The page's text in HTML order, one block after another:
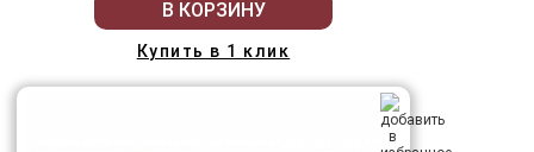
В КОРЗИНУ
Купить в 1 клик